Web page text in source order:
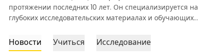
протяжении последних 10 лет. Он специализируется на
глубоких исследовательских материалах и обучающих
контекст и глобальные силы, формирующие крипторынок
— от эры искусственного интеллекта и технологий
Новости Учиться Исследование